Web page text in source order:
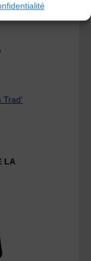
Trad'
LA